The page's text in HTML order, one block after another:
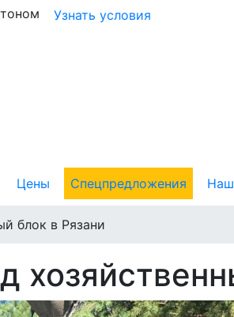
Узнать условия
Цены Спецпредложения
блок в Рязани